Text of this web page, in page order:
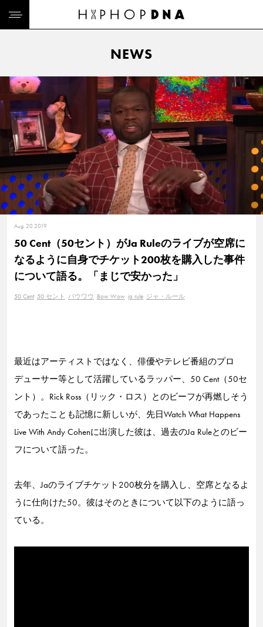
NEWS
Aug. 20 2019
50 Cent（50セント）がJa Ruleのライブが空席に
なるように自身でチケット200枚を購入した事件
について語る。「まじで安かった」
50 Cent 50 セント バウワウ Bow Wow ja rule ジャ・ルール
最近はアーティストではなく、俳優やテレビ番組のプロ
デューサー等として活躍しているラッパー、50 Cent（50セ
ント）。Rick Ross（リック・ロス）とのビーフが再燃しそう
であったことも記憶に新しいが、先日Watch What Happens
Live With Andy Cohenに出演した彼は、過去のJa Ruleとのビー
フについて語った。
去年、Jaのライブチケット200枚分を購入し、空席となるよ
うに仕向けた50。彼はそのときについて以下のように語っ
ている。